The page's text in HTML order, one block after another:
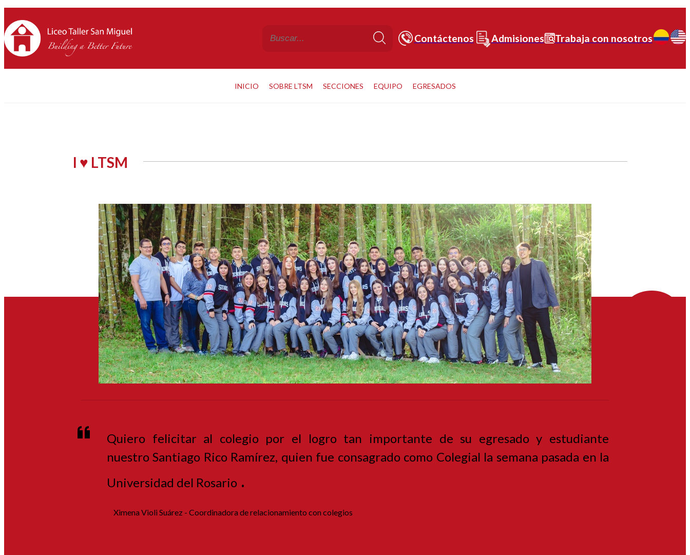
Contáctenos Admisiones Trabaja con nosotros
INICIO SOBRE LTSM SECCIONES EQUIPO EGRESADOS
I ♥ LTSM
Quiero felicitar al colegio por el logro tan importante de su egresado y estudiante
nuestro Santiago Rico Ramírez, quien fue consagrado como Colegial la semana pasada en la
Universidad del Rosario .
Ximena Violi Suárez - Coordinadora de relacionamiento con colegios